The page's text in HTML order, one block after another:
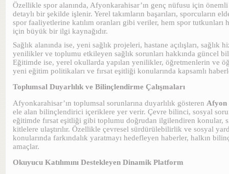
Özellikle spor alanında, Afyonkarahisar’ın genç nüfusu için
detaylı bir şekilde işlenir. Yerel takımların başarıları, sporcuların
spor faaliyetlerine katılım oranları gibi veriler, hem spor tutkunları
için büyük bir ilgi kaynağıdır.
Sağlık alanında ise, yeni sağlık projeleri, hastane açılışları, sağlık
yenilikler ve toplumu etkileyen sağlık sorunları hakkında güncel
Eğitimde ise, yerel okullarda yapılan yenilikler, öğretmenlerin ve
yeni eğitim politikaları ve fırsat eşitliği konularında kapsamlı
Toplumsal Duyarlılık ve Bilinçlendirme Çalışmaları
Afyonkarahisar’ın toplumsal sorunlarına duyarlılık gösteren Afyon
ele alan bilinçlendirici içeriklere yer verir. Çevre bilinci, sosyal
eğitimde fırsat eşitliği gibi toplumu doğrudan ilgilendiren konular,
kitlelere ulaştırılır. Özellikle çevresel sürdürülebilirlik ve sosyal
konularında farkındalık yaratmayı hedefleyen haberler, halkın
amaçlar.
Okuyucu Katılımını Destekleyen Dinamik Platform